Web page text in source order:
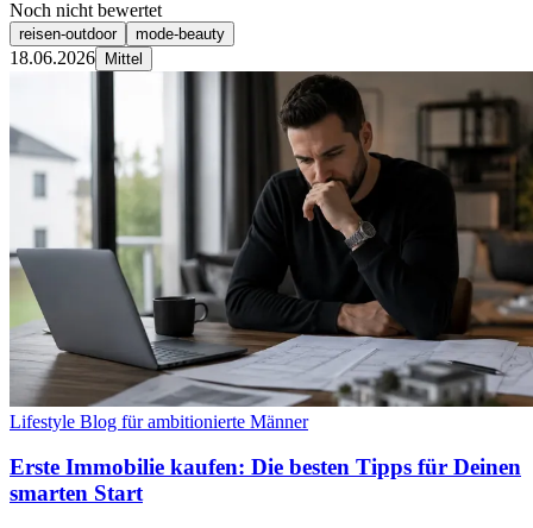
Noch nicht bewertet
reisen-outdoor mode-beauty
18.06.2026 Mittel
Lifestyle Blog für ambitionierte Männer
Erste Immobilie kaufen: Die besten Tipps für Deinen
smarten Start